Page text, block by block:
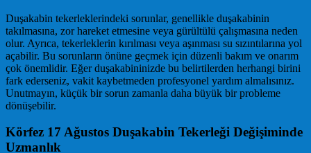
Duşakabin tekerleklerindeki sorunlar, genellikle duşakabinin
takılmasına, zor hareket etmesine veya gürültülü çalışmasına neden
olur. Ayrıca, tekerleklerin kırılması veya aşınması su sızıntılarına yol
açabilir. Bu sorunların önüne geçmek için düzenli bakım ve onarım
çok önemlidir. Eğer duşakabininizde bu belirtilerden herhangi birini
fark ederseniz, vakit kaybetmeden profesyonel yardım almalısınız.
Unutmayın, küçük bir sorun zamanla daha büyük bir probleme
dönüşebilir.
Körfez 17 Ağustos Duşakabin Tekerleği Değişiminde
Uzmanlık